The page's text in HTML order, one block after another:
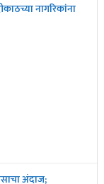
नागरिकांना
अंदाज;